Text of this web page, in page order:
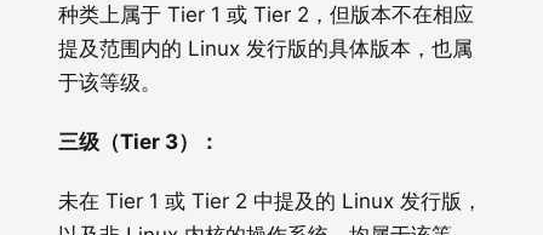
种类上属于 Tier 1 或 Tier 2，但版本不在相应
提及范围内的 Linux 发行版的具体版本，也属
于该等级。
三级（Tier 3）：
未在 Tier 1 或 Tier 2 中提及的 Linux 发行版，